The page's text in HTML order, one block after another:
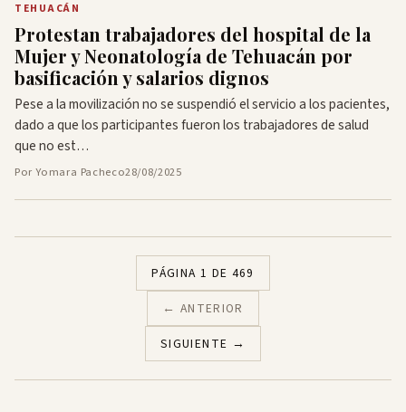
TEHUACÁN
Protestan trabajadores del hospital de la
Mujer y Neonatología de Tehuacán por
basificación y salarios dignos
Pese a la movilización no se suspendió el servicio a los pacientes,
dado a que los participantes fueron los trabajadores de salud
que no est…
Por Yomara Pacheco28/08/2025
← ANTERIOR
PÁGINA 1 DE 469
SIGUIENTE →